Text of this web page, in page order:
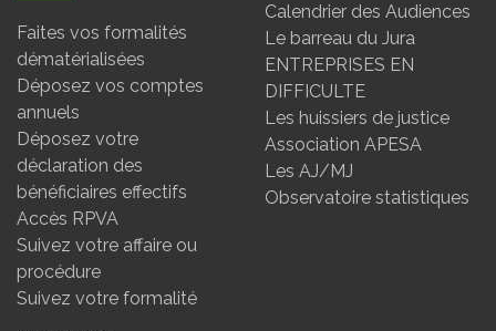
Faites vos formalités
dématérialisées
Déposez vos comptes
annuels
Déposez votre
déclaration des
bénéficiaires effectifs
Accès RPVA
Suivez votre affaire ou
procédure
Suivez votre formalité
Calendrier des Audiences
Le barreau du Jura
ENTREPRISES EN
DIFFICULTE
Les huissiers de justice
Association APESA
Les AJ/MJ
Observatoire statistiques